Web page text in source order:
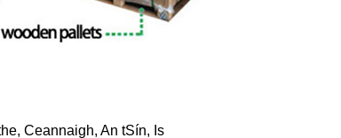
Ceannaigh, An tSín, Is